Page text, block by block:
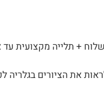
את הציורים בגלריה